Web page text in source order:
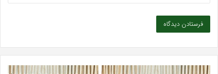
بهترین